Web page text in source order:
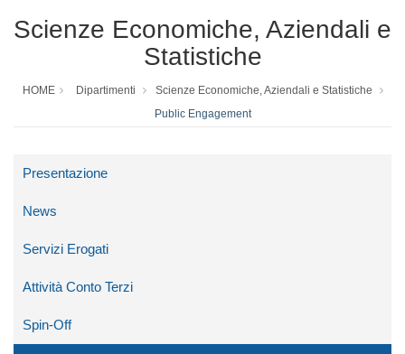
Scienze Economiche, Aziendali e
Statistiche
HOME Dipartimenti
Scienze Economiche, Aziendali e Statistiche
Public Engagement
Presentazione
News
Servizi Erogati
Attività Conto Terzi
Spin-Off